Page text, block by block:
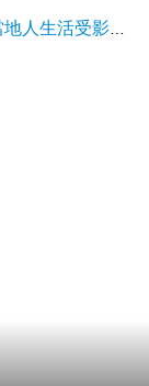
活受影響嗎？